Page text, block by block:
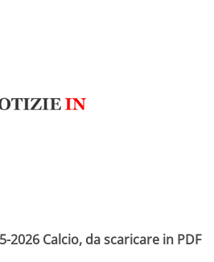
2026 Calcio, da scaricare in PDF